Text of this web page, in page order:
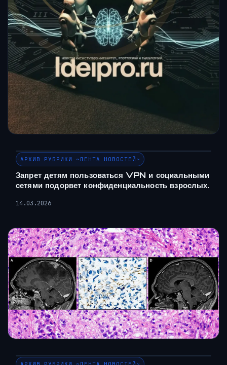
АРХИВ РУБРИКИ ~ЛЕНТА НОВОСТЕЙ~
Запрет детям пользоваться VPN и социальными
сетями подорвет конфиденциальность взрослых.
14.03.2026